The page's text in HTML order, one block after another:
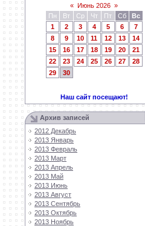
« Июнь 2026 »
Пн
Вт Ср Чт Пт Сб
Вс
1
2 3 4 5 6
7
8
9 10 11 12 13
14
15
16 17 18 19 20
21
22
23 24 25 26 27
28
29
30
Наш сайт посещают!
Архив записей
2012 Декабрь
2013 Январь
2013 Февраль
2013 Март
2013 Апрель
2013 Май
2013 Июнь
2013 Август
2013 Сентябрь
2013 Октябрь
2013 Ноябрь